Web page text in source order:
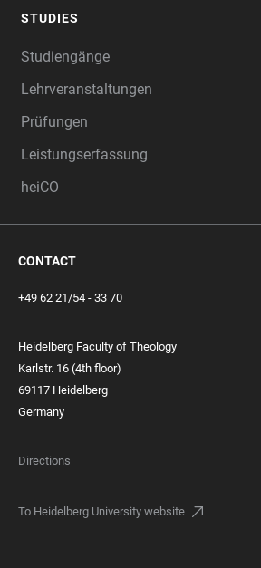
STUDIES
Studiengänge
Lehrveranstaltungen
Prüfungen
Leistungserfassung
heiCO
CONTACT
+49 62 21/54 - 33 70
Heidelberg Faculty of Theology
Karlstr. 16 (4th floor)
69117 Heidelberg
Germany
Directions
To Heidelberg University website